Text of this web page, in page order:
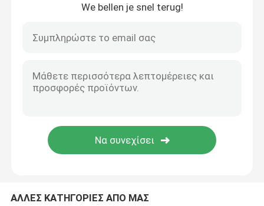
Κρυογόνα φιαλίδια
We bellen je snel terug!
ΑΛΛΕΣ ΚΑΤΗΓΟΡΙΕΣ ΑΠΟ ΜΑΣ